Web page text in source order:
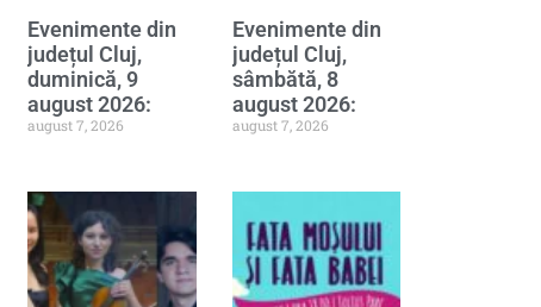
Evenimente din
județul Cluj,
duminică, 9
august 2026:
august 7, 2026
Evenimente din
județul Cluj,
sâmbătă, 8
august 2026:
august 7, 2026